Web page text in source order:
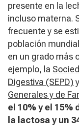
presente en la
incluso materna.
frecuente y se
población
en un grado más
ejemplo, la
Digestiva (SEPD)
Generales y de
el 10% y el
la lactosa y un